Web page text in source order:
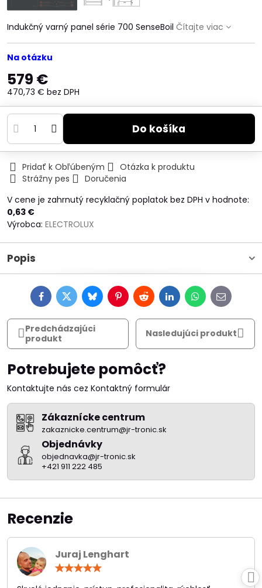
Indukčný varný panel série 700 SenseBoil Čítajte viac
Na otázku
579 €
470,73 € bez DPH
Do košíka
Pridať k Obľúbeným
Otázka k produktu
Strážny pes
Doručenia
V cene je zahrnutý recyklačný poplatok bez DPH v hodnote:
0,63 €
Výrobca: ELECTROLUX
Popis
FacebookTwitterBlueskyPinterestRedditLinkedInWhatsApp
E-
mail
Predchádzajúci
produkt
Nasledujúci produkt
Potrebujete pomôcť?
Kontaktujte nás cez Kontaktný formulár
Zákaznícke centrum
zakaznicke.centrum@jr-tronic.sk
Objednávky
objednavka@jr-tronic.sk
+421 911 222 485
Recenzie
Juraj Lenghart
/